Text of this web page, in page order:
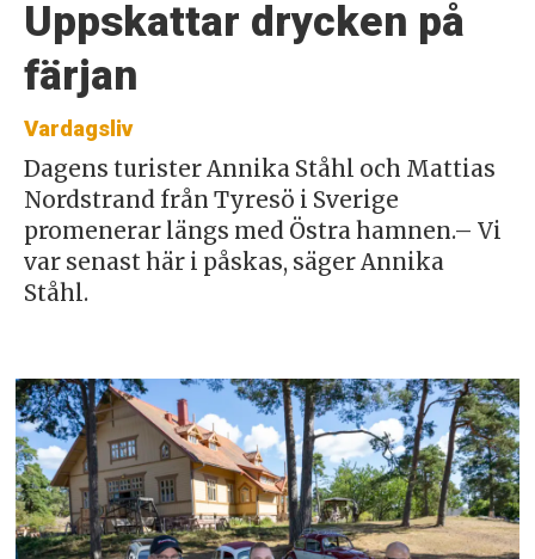
Uppskattar drycken på
färjan
Vardagsliv
Dagens turister Annika Ståhl och Mattias
Nordstrand från Tyresö i Sverige
promenerar längs med Östra hamnen.– Vi
var senast här i påskas, säger Annika
Ståhl.